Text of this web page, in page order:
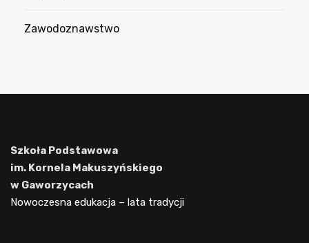
Zawodoznawstwo
Szkoła Podstawowa
im. Kornela Makuszyńskiego
w Gaworzycach
Nowoczesna edukacja – lata tradycji